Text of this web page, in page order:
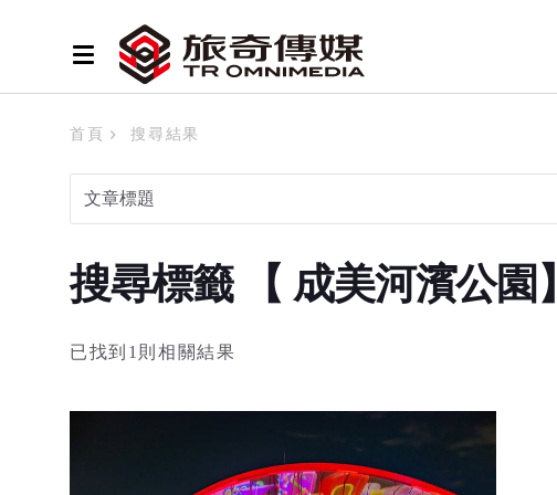
首頁 搜尋結果
搜尋標籤 【 成美河濱公園】
已找到1則相關結果